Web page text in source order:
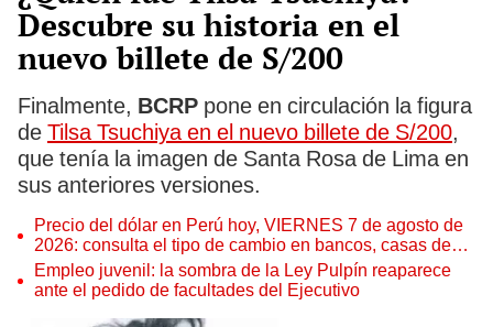
Descubre su historia en el
nuevo billete de S/200
Finalmente, BCRP pone en circulación la figura
de Tilsa Tsuchiya en el nuevo billete de S/200,
que tenía la imagen de Santa Rosa de Lima en
sus anteriores versiones.
Precio del dólar en Perú hoy, VIERNES 7 de agosto de
2026: consulta el tipo de cambio en bancos, casas de
cambio y plataformas digitales
Empleo juvenil: la sombra de la Ley Pulpín reaparece
ante el pedido de facultades del Ejecutivo